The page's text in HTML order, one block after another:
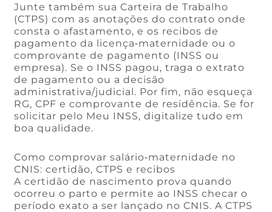
Junte também sua Carteira de Trabalho
(CTPS) com as anotações do contrato onde
consta o afastamento, e os recibos de
pagamento da licença‑maternidade ou o
comprovante de pagamento (INSS ou
empresa). Se o INSS pagou, traga o extrato
de pagamento ou a decisão
administrativa/judicial. Por fim, não esqueça
RG, CPF e comprovante de residência. Se for
solicitar pelo Meu INSS, digitalize tudo em
boa qualidade.
Como comprovar salário‑maternidade no
CNIS: certidão, CTPS e recibos
A certidão de nascimento prova quando
ocorreu o parto e permite ao INSS checar o
período exato a ser lançado no CNIS. A CTPS